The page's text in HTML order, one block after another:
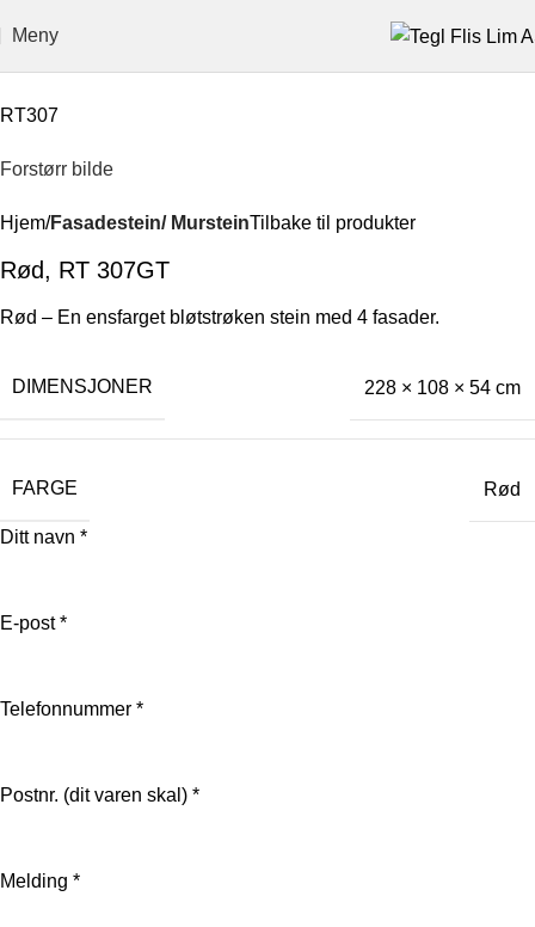
Meny
RT307
Forstørr bilde
Hjem Fasadestein/ MursteinTilbake til produkter
Rød, RT 307GT
Rød – En ensfarget bløtstrøken stein med 4 fasader.
DIMENSJONER 228 × 108 × 54 cm
FARGE Rød
Ditt navn *
E-post*
Telefonnummer *
Postnr. (dit varen skal) *
Melding *